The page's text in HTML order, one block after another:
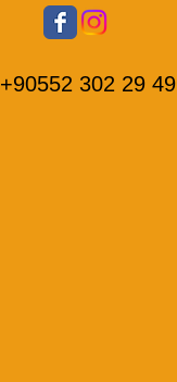
+90552 302 29 49